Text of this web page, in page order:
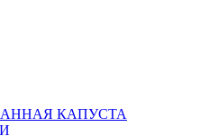
КАПУСТА